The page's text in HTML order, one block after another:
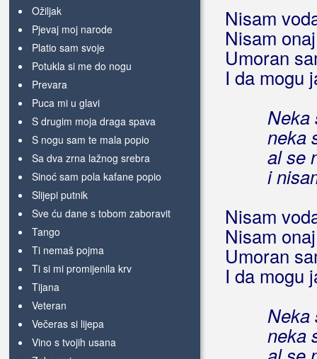
Ožiljak
Pjevaj moj narode
Platio sam svoje
Potukla si me do nogu
Prevara
Puca mi u glavi
S drugim moja draga spava
S nogu sam te mala popio
Sa dva zrna lažnog srebra
Sinoć sam pola kafane popio
Slijepi putnik
Sve ću dane s tobom zaboravit
Tango
Ti nemaš pojma
Ti si mi promijenila krv
Tijana
Veteran
Večeras si lijepa
Vino s tvojih usana
Nisam
Nisam
Umoran
I da mogu
Neka
neka
al se
i
Nisam
Nisam
Umoran
I da mogu
Neka
neka